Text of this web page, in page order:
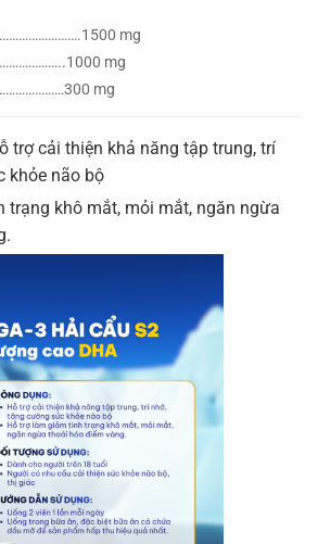
mg
mg
mg
trợ cải thiện khả năng tập trung, trí
khỏe não bộ
trạng khô mắt, mỏi mắt, ngăn ngừa